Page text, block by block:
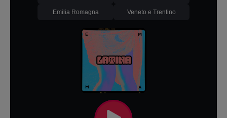
Emilia Romagna Veneto e Trentino